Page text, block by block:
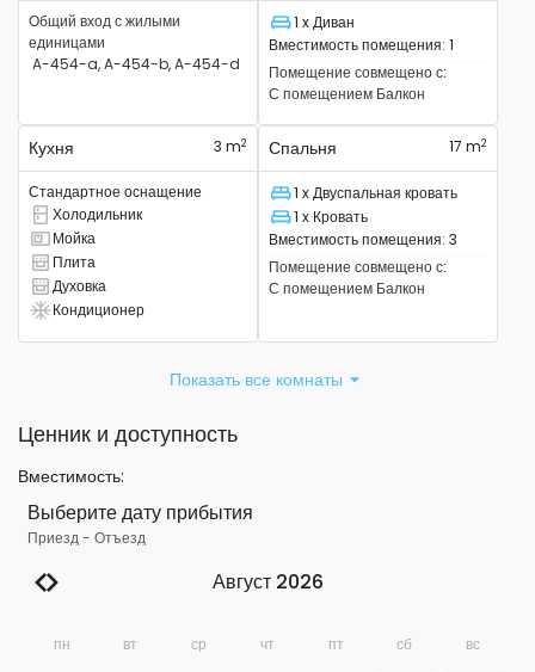
Общий вход с жилыми
единицами
A-454-a, A-454-b, A-454-d
Спальное место
1 x Диван
Вместимость помещения: 1
Помещение совмещено с:
С помещением Балкон
Кухня 3 m2
Стандартное оснащение
Там есть холодильник
Холодильник
Там есть раковина
Мойка
Там есть плита
Плита
Там есть духовка
Духовка
Есть кондиционер
Кондиционер
Спальня 17 m2
Спальное место
1 x Двуспальная кровать
Спальное место
1 x Кровать
Вместимость помещения: 3
Помещение совмещено с:
С помещением Балкон
Показать все комнаты
Ценник и доступность
Вместимость:
Выберите дату прибытия
Приезд- Отъезд
Август 2026
пн вт ср чт пт сб вс